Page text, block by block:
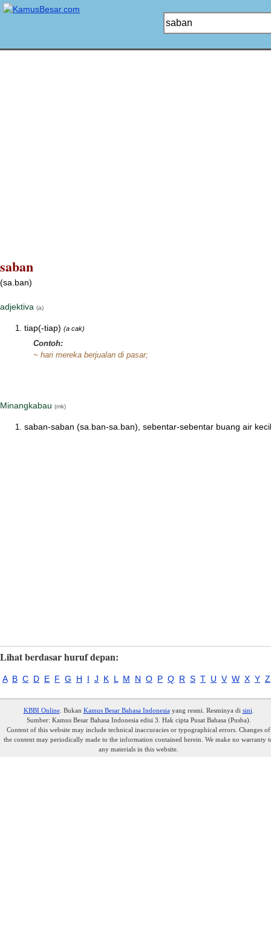
saban
(sa.ban)
adjektiva (a)
tiap(-tiap) (a cak)
Contoh:
~ hari mereka berjualan di pasar;
Minangkabau (mk)
saban-saban (sa.ban-sa.ban), sebentar-sebentar buang air kecil
Lihat berdasar huruf depan:
A B C D E F G H I J K L M N O P Q R S T U V W X Y Z
KBBI Online. Bukan Kamus Besar Bahasa Indonesiayang resmi. Resminya di sini
Sumber: Kamus Besar Bahasa Indonesia edisi 3. Hak cipta Pusat Bahasa (Pusba).
Content of this website may include technical inaccuracies or typographical errors. Changes of
the content may periodically made to the information contained herein. We make no warranty
any materials in this website.